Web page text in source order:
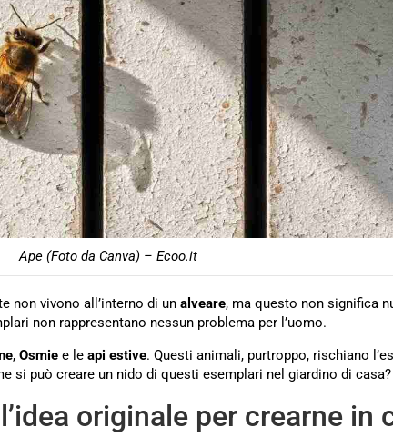
Ape (Foto da Canva) – Ecoo.it
non vivono all’interno di un alveare, ma questo non significa
non rappresentano nessun problema per l’uomo.
, Osmie e le api estive. Questi animali, purtroppo, rischiano
si può creare un nido di questi esemplari nel giardino di casa?
originale per crearne in